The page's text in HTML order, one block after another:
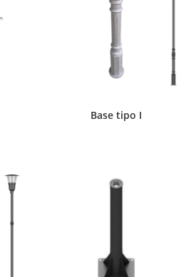
Base tipo I